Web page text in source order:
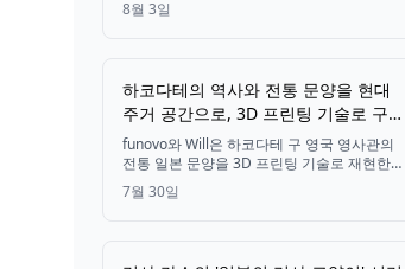
의 캔 제품인 'ROKU 프리미엄 진 소다'를 선
8월 3일
하코다테의 역사와 전통 문양을 현대
주거 공간으로, 3D 프린팅 기술로 구현
한 독창적인 앤티크 스타일 인테리어
창호
funovo와 Will은 하코다테 구 영국 영사관의
전통 일본 문양을 3D 프린팅 기술로 재현한
인테리어 창호를 Will의 새 모델하우스
'CUBE+C'에 설치했습니다. 이를 통해 고가의
7월 30일